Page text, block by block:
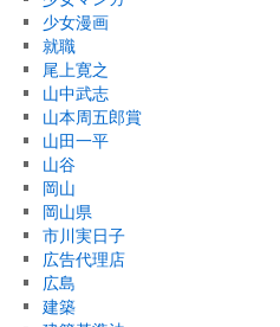
少女漫画
就職
尾上寛之
山中武志
山本周五郎賞
山田一平
山谷
岡山
岡山県
市川実日子
広告代理店
広島
建築